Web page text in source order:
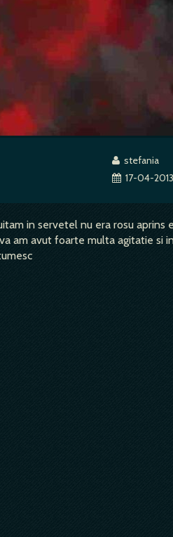
stefania
17-04-2013
in servetel nu era rosu aprins
am avut foarte multa agitatie si